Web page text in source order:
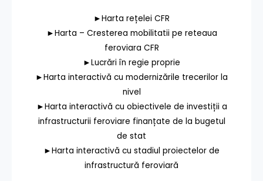
►Harta rețelei CFR
►Harta – Cresterea mobilitatii pe reteaua
feroviara CFR
►Lucrări în regie proprie
►Harta interactivă cu modernizările trecerilor la
nivel
►Harta interactivă cu obiectivele de investiții a
infrastructurii feroviare finanțate de la bugetul
de stat
►Harta interactivă cu stadiul proiectelor de
infrastructură feroviară